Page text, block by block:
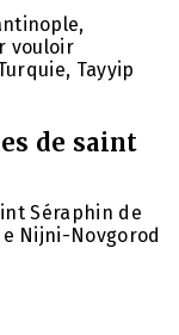
vouloir
Tayyip
de saint
Séraphin de
Nijni-Novgorod